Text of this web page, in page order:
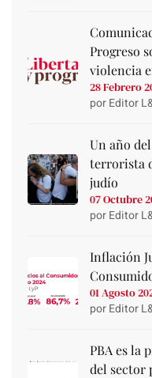
Progreso
violencia
28 Febrero
por Editor
Un año
terrorista
judío
07 Octubre
por Editor
Inflación
01 Agosto
por Editor
PBA es la
del sector